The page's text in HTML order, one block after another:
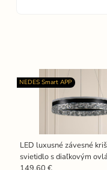
LED luxusné závesné
svietidlo s diaľkovým
NEDES Smart APP